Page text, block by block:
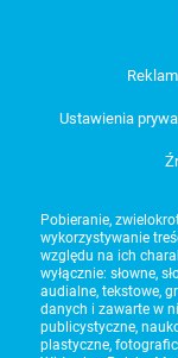
Ustawienia
Pobieranie,
wykorzystywanie
względu na ich
wyłącznie: słowne,
audialne, tekstowe,
danych i zawarte w
publicystyczne,
plastyczne,